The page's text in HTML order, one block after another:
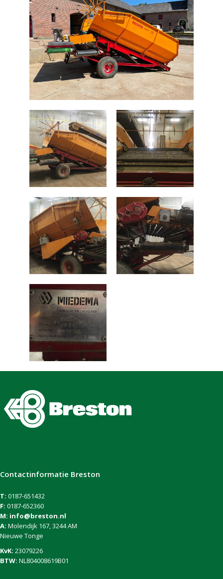
Contactinformatie Breston
T: 0187-651432
F: 0187-652360
M: info@breston.nl
A: Molendijk 167, 3244 AM
Nieuwe Tonge
KvK: 23079226
BTW: NL804008619B01